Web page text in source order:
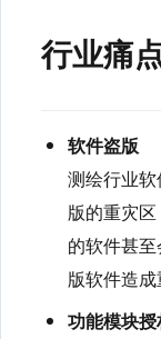
行业痛
软件盗版
测绘行业
版的重灾
的软件甚
版软件造成
功能模块授